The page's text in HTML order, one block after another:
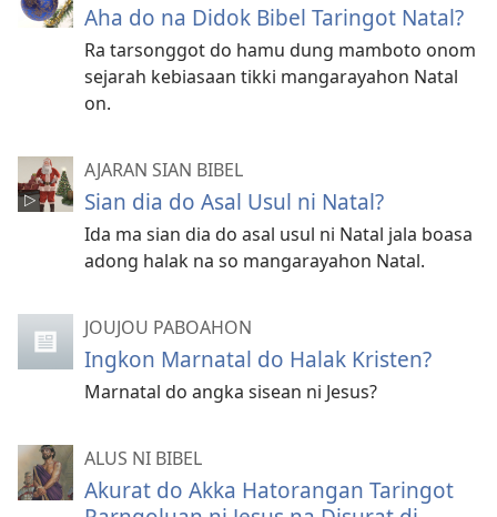
Aha do na Didok Bibel Taringot Natal?
Ra tarsonggot do hamu dung mamboto onom
sejarah kebiasaan tikki mangarayahon Natal
on.
AJARAN SIAN BIBEL
Sian dia do Asal Usul ni Natal?
Ida ma sian dia do asal usul ni Natal jala boasa
adong halak na so mangarayahon Natal.
JOUJOU PABOAHON
Ingkon Marnatal do Halak Kristen?
Marnatal do angka sisean ni Jesus?
ALUS NI BIBEL
Akurat do Akka Hatorangan Taringot